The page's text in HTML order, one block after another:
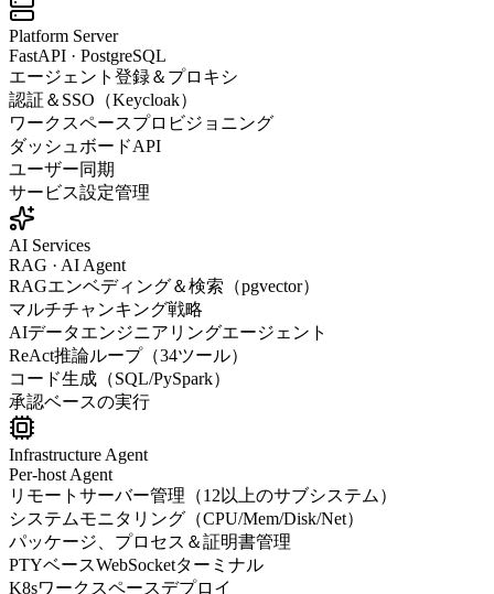
Platform Server
FastAPI · PostgreSQL
エージェント登録＆プロキシ
認証＆SSO（Keycloak）
ワークスペースプロビジョニング
ダッシュボードAPI
ユーザー同期
サービス設定管理
AI Services
RAG · AI Agent
RAGエンベディング＆検索（pgvector）
マルチチャンキング戦略
AIデータエンジニアリングエージェント
ReAct推論ループ（34ツール）
コード生成（SQL/PySpark）
承認ベースの実行
Infrastructure Agent
Per-host Agent
リモートサーバー管理（12以上のサブシステム）
システムモニタリング（CPU/Mem/Disk/Net）
パッケージ、プロセス＆証明書管理
PTYベースWebSocketターミナル
K8sワークスペースデプロイ